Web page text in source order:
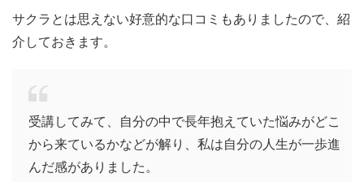
サクラとは思えない好意的な口コミもありましたので、紹
介しておきます。
受講してみて、自分の中で長年抱えていた悩みがどこ
から来ているかなどが解り、私は自分の人生が一歩進
んだ感がありました。